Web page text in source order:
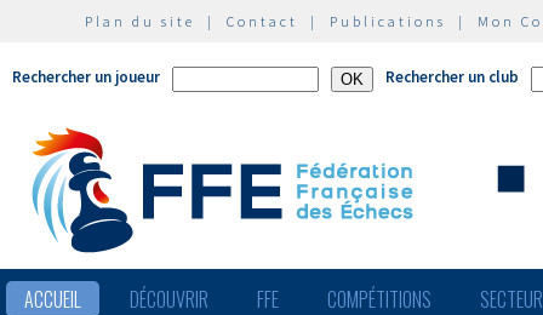
Plan du site | Contact | Publications | Mon
Rechercher un joueur Rechercher un club
ACCUEIL DÉCOUVRIR FFE COMPÉTITIONS